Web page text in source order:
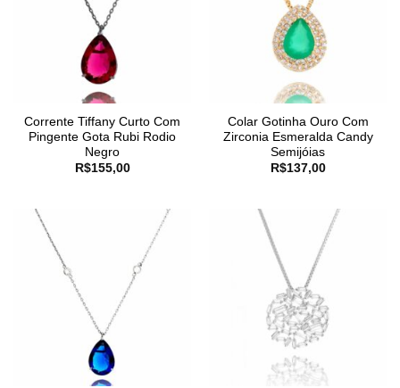
Corrente Tiffany Curto Com
Pingente Gota Rubi Rodio
Negro
R$155,00
Colar Gotinha Ouro Com
Zirconia Esmeralda Candy
Semijóias
R$137,00